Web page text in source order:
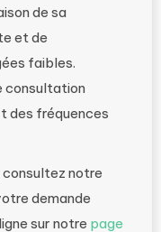
de sa
et de
faibles.
consultation
des fréquences
consultez notre
demande
sur notre page